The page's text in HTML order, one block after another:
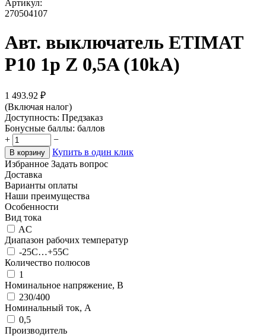
Артикул:
270504107
Авт. выключатель ETIMAT
P10 1p Z 0,5A (10kA)
1 493.92 ₽
(Включая налог)
Доступность: Предзаказ
Бонусные баллы: баллов
+
−
В корзину
Купить в один клик
Избранное Задать вопрос
Доставка
Варианты оплаты
Наши преимущества
Особенности
Вид тока
AC
Диапазон рабочих температур
-25C…+55C
Количество полюсов
1
Номинальное напряжение, В
230/400
Номинальный ток, А
0,5
Производитель